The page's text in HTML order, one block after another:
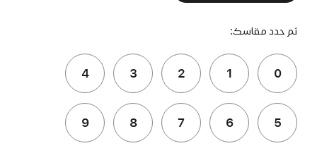
ثم حدد مقاسك:
0
1
2
3
4
5
6
7
8
9